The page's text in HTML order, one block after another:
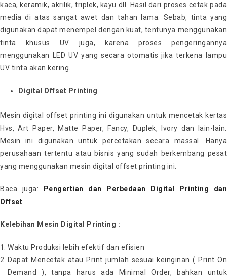
kaca, keramik, akrilik, triplek, kayu dll. Hasil dari proses cetak pada
media di atas sangat awet dan tahan lama. Sebab, tinta yang
digunakan dapat menempel dengan kuat, tentunya menggunakan
tinta khusus UV juga, karena proses pengeringannya
menggunakan LED UV yang secara otomatis jika terkena lampu
UV tinta akan kering.
Digital Offset Printing
Mesin digital offset printing ini digunakan untuk mencetak kertas
Hvs, Art Paper, Matte Paper, Fancy, Duplek, Ivory dan lain-lain.
Mesin ini digunakan untuk percetakan secara massal. Hanya
perusahaan tertentu atau bisnis yang sudah berkembang pesat
yang menggunakan mesin digital offset printing ini.
Baca juga:
Pengertian dan Perbedaan Digital Printing dan
Offset
Kelebihan Mesin Digital Printing :
Waktu Produksi lebih efektif dan efisien
Dapat Mencetak atau Print jumlah sesuai keinginan ( Print On
Demand ), tanpa harus ada Minimal Order, bahkan untuk